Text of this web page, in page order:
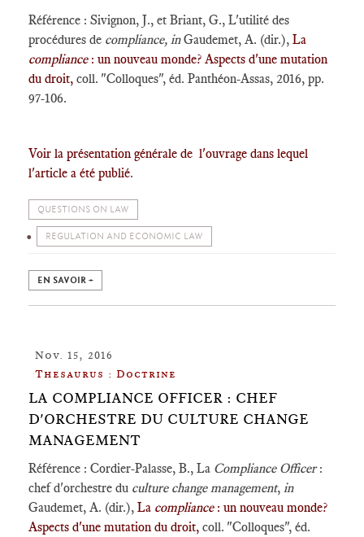
Référence : Sivignon, J., et Briant, G., L'utilité des
procédures de compliance, inGaudemet, A. (dir.), La
compliance : un nouveau monde? Aspects d'une mutation
du droit, coll. "Colloques", éd. Panthéon-Assas, 2016, pp.
97-106.
Voir la présentation générale de l'ouvrage dans lequel
l'article a été publié.
QUESTIONS ON LAW
REGULATION AND ECONOMIC LAW
EN SAVOIR +
Nov. 15, 2016
Thesaurus : Doctrine
LA COMPLIANCE OFFICER : CHEF
D'ORCHESTRE DU CULTURE CHANGE
MANAGEMENT
Référence : Cordier-Palasse, B., La Compliance Officer:
chef d'orchestre du culture change management, in
Gaudemet, A. (dir.), La compliance : un nouveau monde?
Aspects d'une mutation du droit, coll. "Colloques", éd.